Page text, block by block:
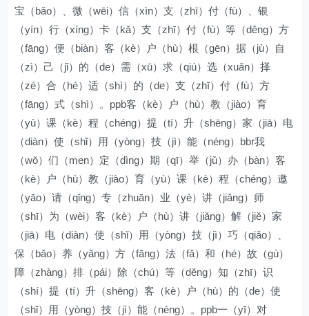
宝（bǎo）、微（wēi）信（xìn）支（zhī）付（fù）、银
（yín）行（xíng）卡（kǎ）支（zhī）付（fù）等（děng）方
（fāng）便（biàn）客（kè）户（hù）根（gēn）据（jù）自
（zì）己（jǐ）的（de）需（xū）求（qiú）选（xuǎn）择
（zé）合（hé）适（shì）的（de）支（zhī）付（fù）方
（fāng）式（shì）。ppb客（kè）户（hù）教（jiào）育
（yù）课（kè）程（chéng）提（tí）升（shēng）家（jiā）电
（diàn）使（shǐ）用（yòng）技（jì）能（néng）bbr我
（wǒ）们（men）定（dìng）期（qī）举（jǔ）办（bàn）客
（kè）户（hù）教（jiào）育（yù）课（kè）程（chéng）邀
（yāo）请（qǐng）专（zhuān）业（yè）讲（jiǎng）师
（shī）为（wèi）客（kè）户（hù）讲（jiǎng）解（jiě）家
（jiā）电（diàn）使（shǐ）用（yòng）技（jì）巧（qiǎo）、
保（bǎo）养（yǎng）方（fāng）法（fǎ）和（hé）故（gù）
障（zhàng）排（pái）除（chú）等（děng）知（zhī）识
（shí）提（tí）升（shēng）客（kè）户（hù）的（de）使
（shǐ）用（yòng）技（jì）能（néng）。ppb一（yī）对